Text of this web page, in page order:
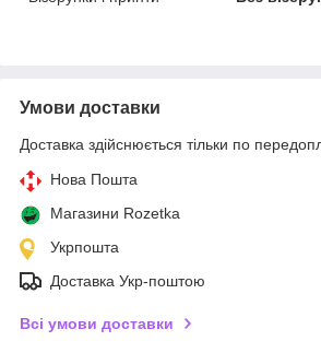
Умови доставки
Доставка здійснюється тільки по
Нова Пошта
Магазини Rozetka
Укрпошта
Доставка Укр-поштою
Всі умови доставки